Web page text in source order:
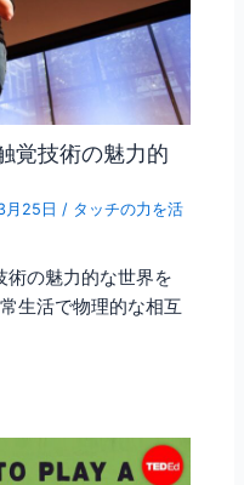
覚技術の魅力的
月25日 / タッチの力を活
術の魅力的な世界を
生活で物理的な相互